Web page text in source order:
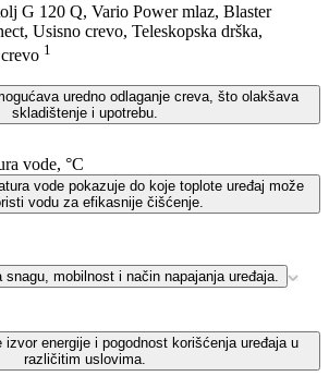
G 120 Q, Vario Power mlaz, Blaster
Usisno crevo, Teleskopska drška,
1
uredno odlaganje creva, što olakšava
skladištenje i upotrebu.
vode, °C
vode pokazuje do koje toplote uređaj može
vodu za efikasnije čišćenje.
mobilnost i način napajanja uređaja.
izvor energije i pogodnost korišćenja uređaja u
različitim uslovima.